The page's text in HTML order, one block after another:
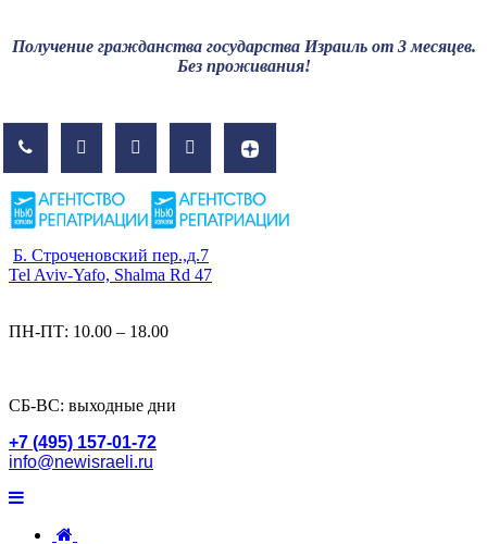
Получение гражданства государства Израиль от 3 месяцев.
Без проживания!
Б. Строченовский пер.,д.7
Tel Aviv-Yafo, Shalma Rd 47
ПН-ПТ: 10.00 – 18.00
СБ-ВС: выходные дни
+7 (495) 157-01-72
info@newisraeli.ru